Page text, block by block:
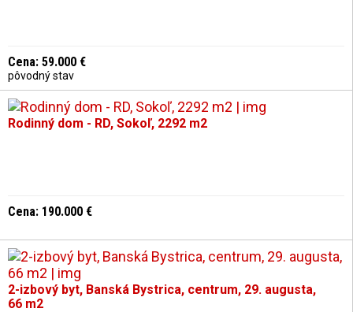
Cena: 59.000 €
pôvodný stav
Rodinný dom - RD, Sokoľ, 2292 m2
Cena: 190.000 €
2-izbový byt, Banská Bystrica, centrum, 29. augusta,
66 m2